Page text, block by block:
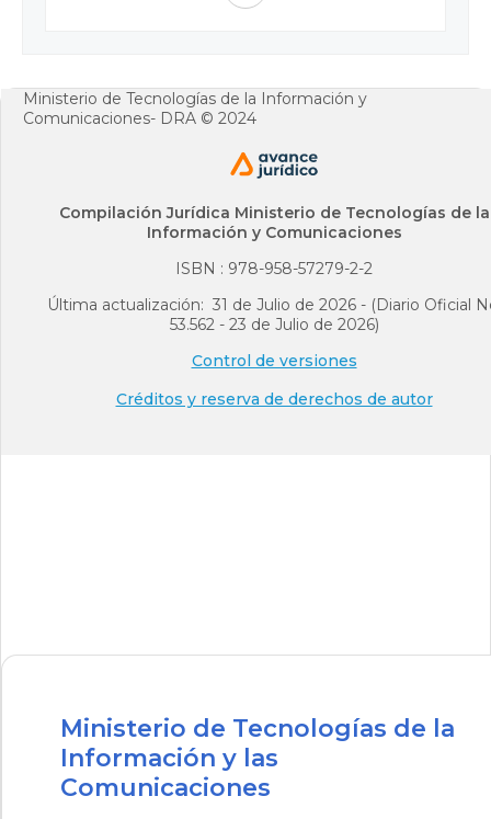
Compilación Jurídica Ministerio de Tecnologías de la
Información y Comunicaciones
ISBN : 978-958-57279-2-2
Última actualización: 31 de Julio de 2026 - (Diario Oficial
53.562 - 23 de Julio de 2026)
Control de versiones
Créditos y reserva de derechos de autor
Ministerio de Tecnologías de la Información y
Comunicaciones- DRA © 2024
Ministerio de Tecnologías de la
Información y las
Comunicaciones